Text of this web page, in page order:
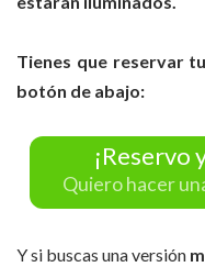
Tienes que reservar
botón de abajo:
¡Reservo
Quiero hacer
Y si buscas una versión